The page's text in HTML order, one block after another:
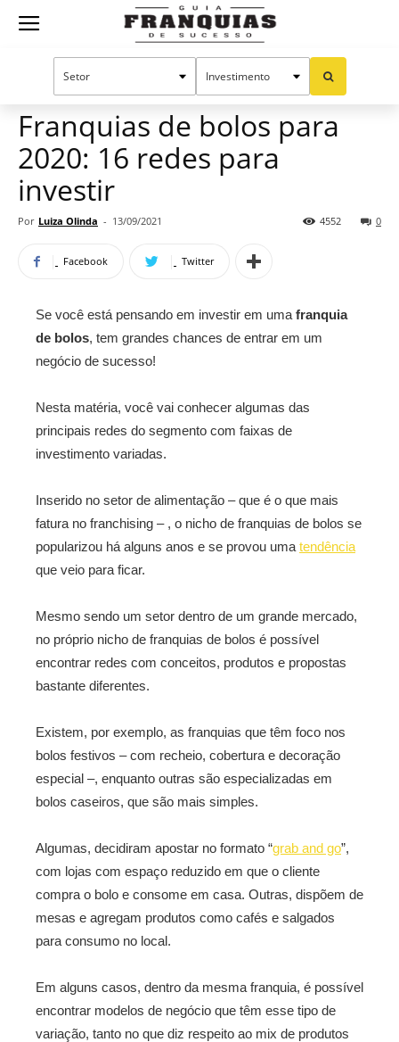
Guia
Oportunidades e tendências
Franquias de bolos para
2020: 16 redes para
investir
Por Luiza Olinda - 13/09/2021 0
4552
Facebook Twitter
Se você está pensando em investir em uma franquia
de bolos, tem grandes chances de entrar em um
negócio de sucesso!
Nesta matéria, você vai conhecer algumas das
principais redes do segmento com faixas de
investimento variadas.
Inserido no setor de alimentação – que é o que mais
fatura no franchising – , o nicho de franquias de bolos se
popularizou há alguns anos e se provou uma tendência
que veio para ficar.
Mesmo sendo um setor dentro de um grande mercado,
no próprio nicho de franquias de bolos é possível
encontrar redes com conceitos, produtos e propostas
bastante diferentes.
Existem, por exemplo, as franquias que têm foco nos
bolos festivos – com recheio, cobertura e decoração
especial –, enquanto outras são especializadas em
bolos caseiros, que são mais simples.
Algumas, decidiram apostar no formato “grab and go”,
com lojas com espaço reduzido em que o cliente
compra o bolo e consome em casa. Outras, dispõem de
mesas e agregam produtos como cafés e salgados
para consumo no local.
Em alguns casos, dentro da mesma franquia, é possível
encontrar modelos de negócio que têm esse tipo de
variação, tanto no que diz respeito ao mix de produtos